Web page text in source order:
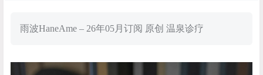
雨波HaneAme – 26年05月订阅 原创 温泉诊疗